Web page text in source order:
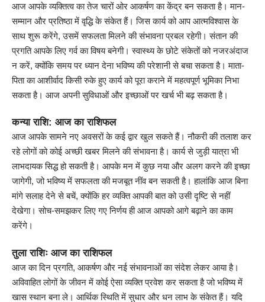
आज आपके व्यक्तित्व का तेज चारों ओर आकर्षण का केंद्र बन सकता है। मान-
सम्मान और प्रतिष्ठा में वृद्धि के संकेत हैं। जिस कार्य को आप आत्मविश्वास के
साथ शुरू करेंगे, उसमें सफलता मिलने की संभावना प्रबल रहेगी। संतान की
प्रगति आपके लिए गर्व का विषय बनेगी। स्वास्थ्य के छोटे संकेतों को नजरअंदाज
न करें, क्योंकि समय पर ध्यान देना भविष्य की परेशानी से बचा सकता है। माता-
पिता का आशीर्वाद किसी रुके हुए कार्य को पूरा कराने में महत्वपूर्ण भूमिका निभा
सकता है। आज अपनी सुविधाओं और इच्छाओं पर खर्च भी बढ़ सकता है।
कन्या राशि: आज का राशिफल
आज आपके सामने नए अवसरों के कई द्वार खुल सकते हैं। नौकरी की तलाश कर
रहे लोगों को कोई अच्छी खबर मिलने की संभावना है। कार्य से जुड़ी यात्रा भी
लाभदायक सिद्ध हो सकती है। आपके मन में कुछ नया और अलग करने की इच्छा
जागेगी, जो भविष्य में सफलता की मजबूत नींव बन सकती है। हालांकि आज बिना
मांगे सलाह देने से बचें, क्योंकि हर व्यक्ति आपकी बात को उसी दृष्टि से नहीं
देखेगा। सोच-समझकर लिए गए निर्णय ही आज आपको आगे बढ़ाने का काम
करेंगे।
तुला राशिः आज का राशिफल
आज का दिन प्रगति, आकर्षण और नई संभावनाओं का संदेश लेकर आया है।
अविवाहित लोगों के जीवन में कोई ऐसा व्यक्ति प्रवेश कर सकता है जो भविष्य में
खास स्थान बना ले। आर्थिक स्थिति में सुधार और धन लाभ के संकेत हैं। यदि